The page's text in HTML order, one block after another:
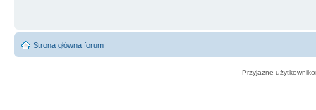
Strona główna forum
Przyjazne